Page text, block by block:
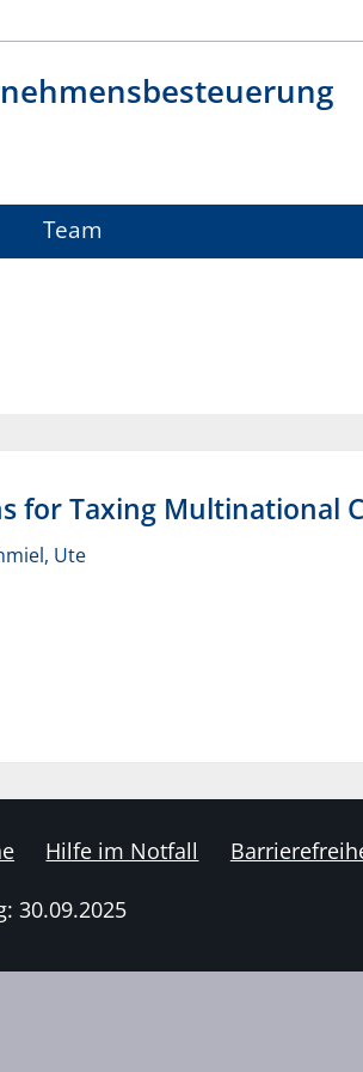
Team
for Taxing Multinational
Ute
Hilfe im Notfall
30.09.2025